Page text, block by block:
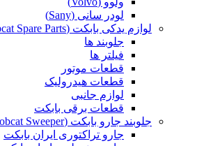
لودر سانی (Sany)
لوازم یدکی بابکت (Bobcat Spare Parts)
جلوبند ها
فیلتر ها
قطعات موتور
قطعات هیدرولیک
لوازم جانبی
قطعات برقی بابکت
جلوبند جارو بابکت (Bobcat Sweeper)
جارو تراکتوری ایران بابکت